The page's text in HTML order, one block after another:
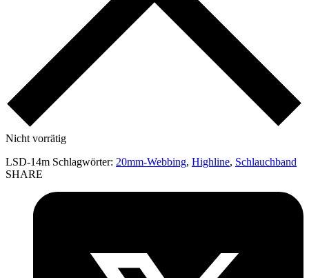
Nicht vorrätig
LSD-14m Schlagwörter: 20mm-Webbing, Highline, Schlauchband
SHARE